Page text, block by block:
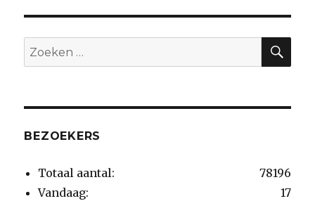
Zoeken
naar:
BEZOEKERS
78196
Totaal aantal:
17
Vandaag: